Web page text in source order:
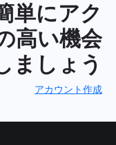
単にアク
高い機会
ましょう
アカウント作成